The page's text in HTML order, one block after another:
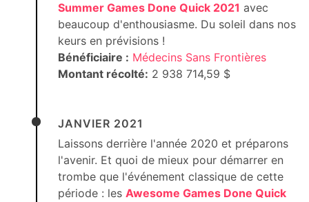
Summer Games Done Quick 2021 avec
beaucoup d'enthousiasme. Du soleil dans nos
keurs en prévisions !
Bénéficiaire : Médecins Sans Frontières
Montant récolté: 2 938 714,59 $
JANVIER 2021
Laissons derrière l'année 2020 et préparons
l'avenir. Et quoi de mieux pour démarrer en
trombe que l'événement classique de cette
période : les Awesome Games Done Quick